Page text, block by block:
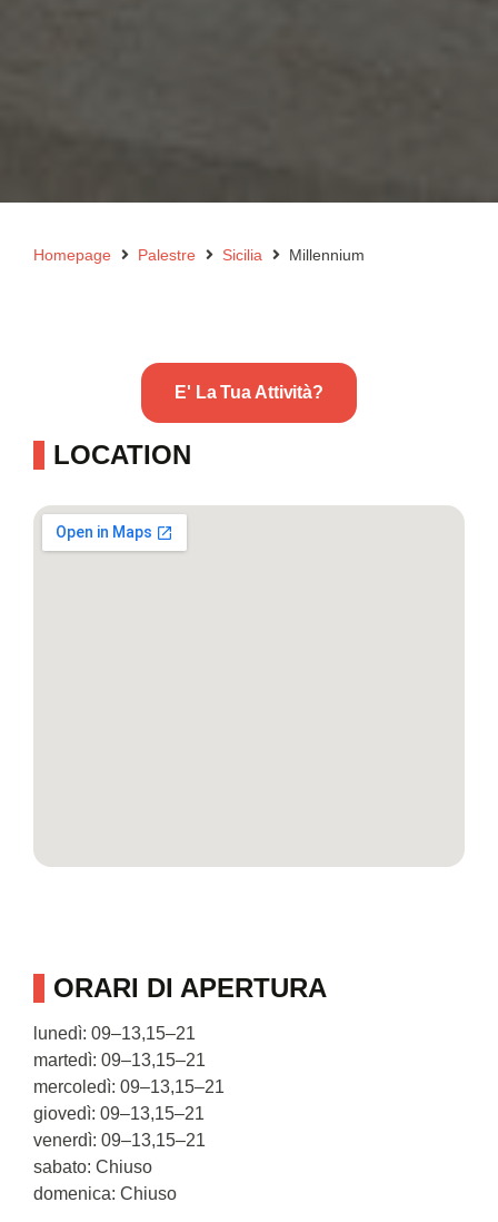
Homepage Palestre Sicilia Millennium
E' La Tua Attività?
LOCATION
ORARI DI APERTURA
lunedì: 09–13,15–21
martedì: 09–13,15–21
mercoledì: 09–13,15–21
giovedì: 09–13,15–21
venerdì: 09–13,15–21
sabato: Chiuso
domenica: Chiuso